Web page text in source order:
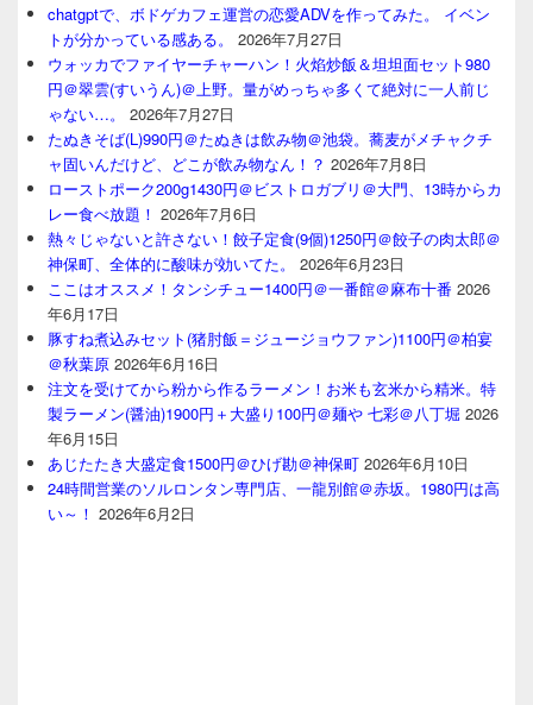
chatgptで、ボドゲカフェ運営の恋愛ADVを作ってみた。 イベン
トが分かっている感ある。
2026年7月27日
ウォッカでファイヤーチャーハン！火焰炒飯＆坦坦面セット980
円＠翠雲(すいうん)＠上野。量がめっちゃ多くて絶対に一人前じ
ゃない…。
2026年7月27日
たぬきそば(L)990円＠たぬきは飲み物＠池袋。蕎麦がメチャクチ
ャ固いんだけど、どこが飲み物なん！？ 2026年7月8日
ローストポーク200g1430円＠ビストロガブリ＠大門、13時からカ
レー食べ放題！ 2026年7月6日
熱々じゃないと許さない！餃子定食(9個)1250円＠餃子の肉太郎＠
神保町、全体的に酸味が効いてた。
2026年6月23日
ここはオススメ！タンシチュー1400円＠一番館＠麻布十番 2026
年6月17日
豚すね煮込みセット(猪肘飯＝ジュージョウファン)1100円＠柏宴
＠秋葉原 2026年6月16日
注文を受けてから粉から作るラーメン！お米も玄米から精米。特
製ラーメン(醤油)1900円＋大盛り100円＠麺や 七彩＠八丁堀 2026
年6月15日
あじたたき大盛定食1500円＠ひげ勘＠神保町 2026年6月10日
24時間営業のソルロンタン専門店、一龍別館＠赤坂。1980円は高
い～！ 2026年6月2日